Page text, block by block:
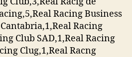
Racing Business
Racing
Club SAD,1,Real Racing
Clug,1,Real Racng